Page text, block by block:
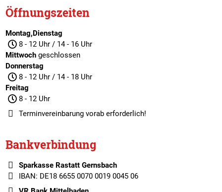
Öffnungszeiten
Montag,Dienstag
8 - 12 Uhr / 14 - 16 Uhr
Mittwochgeschlossen
Donnerstag
8 - 12 Uhr / 14 - 18 Uhr
Freitag
8 - 12 Uhr
Terminvereinbarungvorab erforderlich!
Bankverbindung
Sparkasse Rastatt Gernsbach
IBAN: DE18 6655 0070 0019 0045 06